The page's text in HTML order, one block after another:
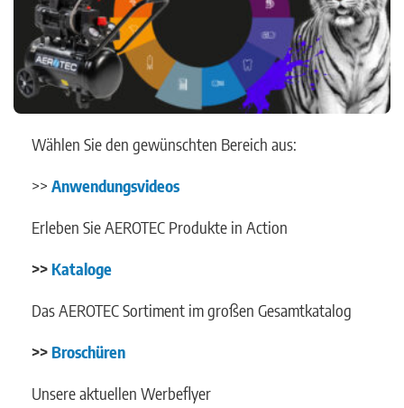
Wählen Sie den gewünschten Bereich aus:
>> Anwendungsvideos
Erleben Sie AEROTEC Produkte in Action
>> Kataloge
Das AEROTEC Sortiment im großen Gesamtkatalog
>> Broschüren
Unsere aktuellen Werbeflyer